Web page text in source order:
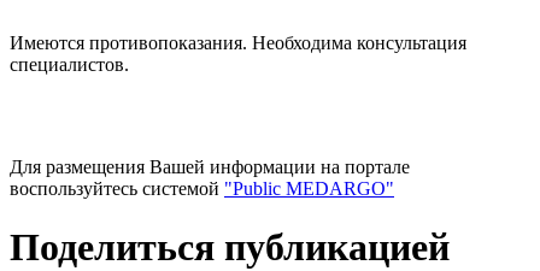
Имеются противопоказания. Необходима консультация
специалистов.
Для размещения Вашей информации на портале
воспользуйтесь системой "Public MEDARGO"
Поделиться публикацией